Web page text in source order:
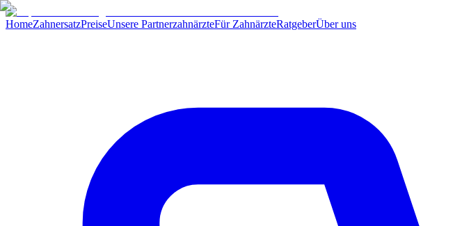
HomeZahnersatzPreiseUnsere PartnerzahnärzteFür ZahnärzteRatgeberÜber uns